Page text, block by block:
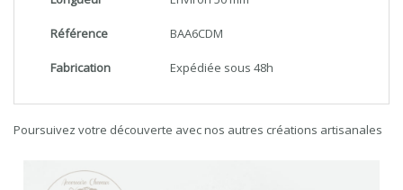
Référence BAA6CDM
Fabrication Expédiée sous 48h
Poursuivez votre découverte avec nos autres créations artisanales